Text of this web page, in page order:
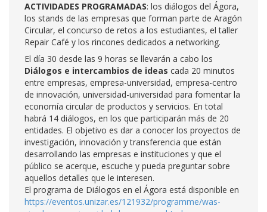
ACTIVIDADES PROGRAMADAS: los diálogos del Ágora,
los stands de las empresas que forman parte de Aragón
Circular, el concurso de retos a los estudiantes, el taller
Repair Café y los rincones dedicados a networking.
El día 30 desde las 9 horas se llevarán a cabo los
Diálogos e intercambios de ideas cada 20 minutos
entre empresas, empresa-universidad, empresa-centro
de innovación, universidad-universidad para fomentar la
economía circular de productos y servicios. En total
habrá 14 diálogos, en los que participarán más de 20
entidades. El objetivo es dar a conocer los proyectos de
investigación, innovación y transferencia que están
desarrollando las empresas e instituciones y que el
público se acerque, escuche y pueda preguntar sobre
aquellos detalles que le interesen.
El programa de Diálogos en el Ágora está disponible en
https://eventos.unizar.es/121932/programme/was-